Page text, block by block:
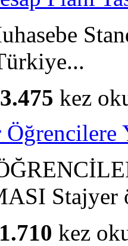
kez
Stajyer
kez